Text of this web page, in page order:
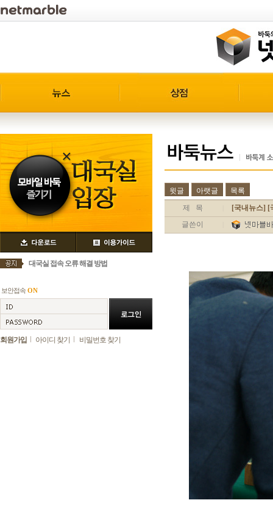
대국실 접속 오류 해결 방법
보안접속 ON
회원가입 아이디 찾기 비밀번호 찾기
윗글 아랫글
목록
제 목
[국내뉴스] [
글쓴이